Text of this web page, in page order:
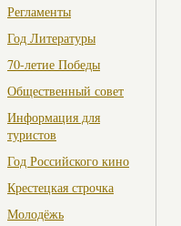
Регламенты
Год Литературы
70-летие Победы
Общественный совет
Информация для
туристов
Год Российского кино
Крестецкая строчка
Молодёжь